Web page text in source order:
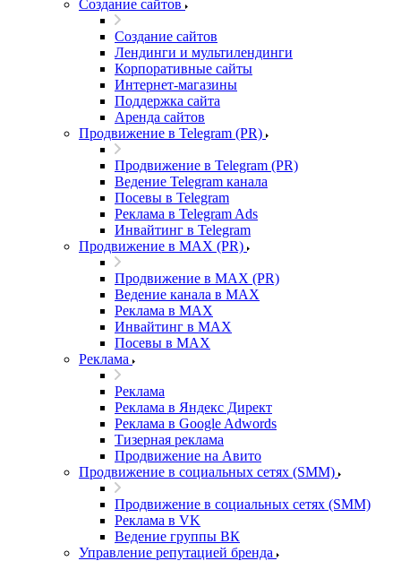
Создание сайтов
Создание сайтов
Лендинги и мультилендинги
Корпоративные сайты
Интернет-магазины
Поддержка сайта
Аренда сайтов
Продвижение в Telegram (PR)
Продвижение в Telegram (PR)
Ведение Telegram канала
Посевы в Telegram
Реклама в Telegram Ads
Инвайтинг в Telegram
Продвижение в MAX (PR)
Продвижение в MAX (PR)
Ведение канала в MAX
Реклама в MAX
Инвайтинг в MAX
Посевы в MAX
Реклама
Реклама
Реклама в Яндекс Директ
Реклама в Google Adwords
Тизерная реклама
Продвижение на Авито
Продвижение в социальных сетях (SMM)
Продвижение в социальных сетях (SMM)
Реклама в VK
Ведение группы ВК
Управление репутацией бренда